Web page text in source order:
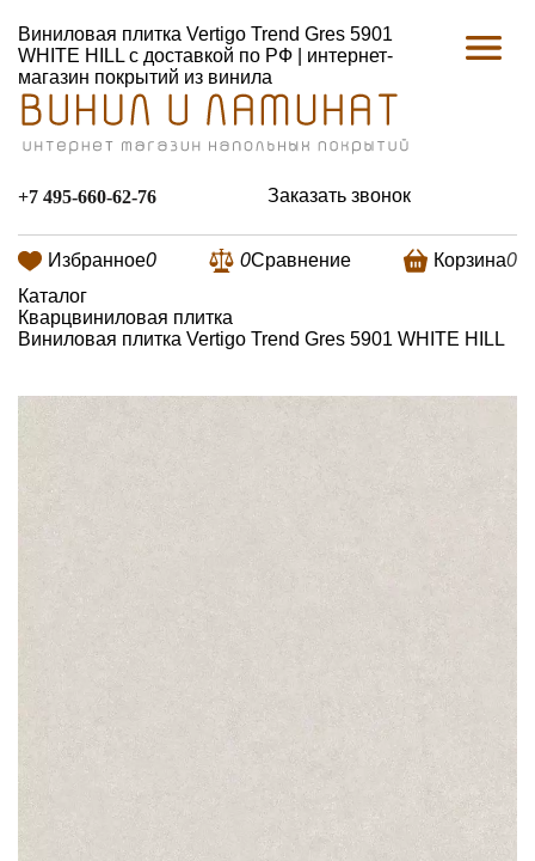
Виниловая плитка Vertigo Trend Gres 5901
WHITE HILL с доставкой по РФ | интернет-
магазин покрытий из винила
+7 495-660-62-76 Заказать звонок
Избранное0 0Сравнение Корзина0
Каталог
Кварцвиниловая плитка
Виниловая плитка Vertigo Trend Gres 5901 WHITE HILL